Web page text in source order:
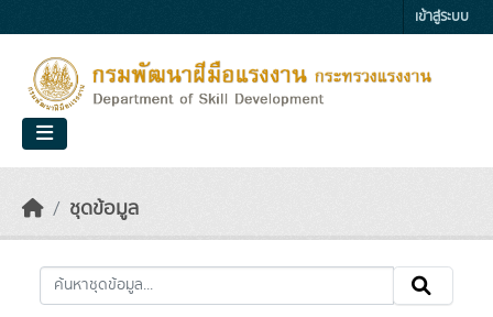
เข้าสู่ระบบ
ชุดข้อมูล